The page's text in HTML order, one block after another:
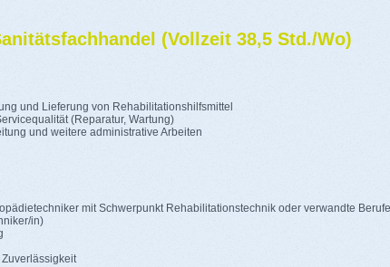
(Vollzeit 38,5 Std./Wo)
und Lieferung von Rehabilitationshilfsmittel
(Reparatur, Wartung)
und weitere administrative Arbeiten
mit Schwerpunkt Rehabilitationstechnik oder verwandte
in)